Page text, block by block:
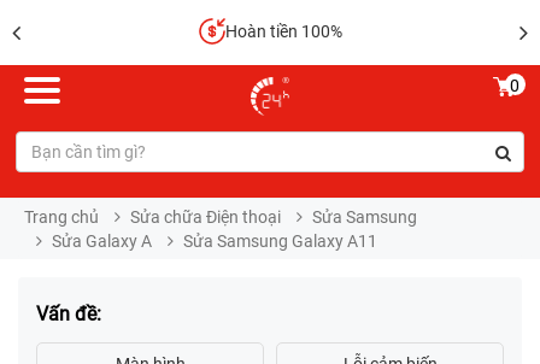
Hoàn tiền 100%
0
Trang chủ Sửa chữa Điện thoại
Sửa Samsung
Sửa Galaxy A
Sửa Samsung Galaxy A11
Vấn đề: